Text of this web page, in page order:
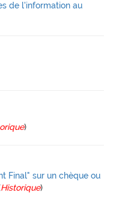
de l'information au
)
Final" sur un chèque ou
Historique)